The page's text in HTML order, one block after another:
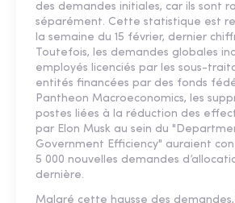
des demandes initiales, car ils sont
séparément. Cette statistique est
la semaine du 15 février, dernier
Toutefois, les demandes globales
employés licenciés par les sous-
entités financées par des fonds
Pantheon Macroeconomics, les
postes liées à la réduction des
par Elon Musk au sein du
Government Efficiency" auraient
5 000 nouvelles demandes
dernière.
Malgré cette hausse des demandes,